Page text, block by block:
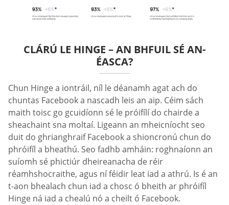
CLÁRÚ LE HINGE – AN BHFUIL SÉ AN-
ÉASCA?
Chun Hinge a iontráil, níl le déanamh agat ach do
chuntas Facebook a nascadh leis an aip. Céim sách
maith toisc go gcuidíonn sé le próifílí do chairde a
sheachaint sna moltaí. Ligeann an mheicníocht seo
duit do ghrianghraif Facebook a shioncronú chun do
phróifíl a bheathú. Seo fadhb amháin: roghnaíonn an
suíomh sé phictiúr dheireanacha de réir
réamhshocraithe, agus ní féidir leat iad a athrú. Is é an
t-aon bhealach chun iad a chosc ó bheith ar phróifíl
Hinge ná iad a chealú nó a cheilt ó Facebook.